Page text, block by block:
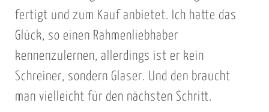
fertigt und zum Kauf anbietet. Ich hatte das
Glück, so einen Rahmenliebhaber
kennenzulernen, allerdings ist er kein
Schreiner, sondern Glaser. Und den braucht
man vielleicht für den nächsten Schritt.